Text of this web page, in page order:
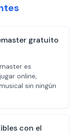
gratuito
es
online,
sin ningún
con el